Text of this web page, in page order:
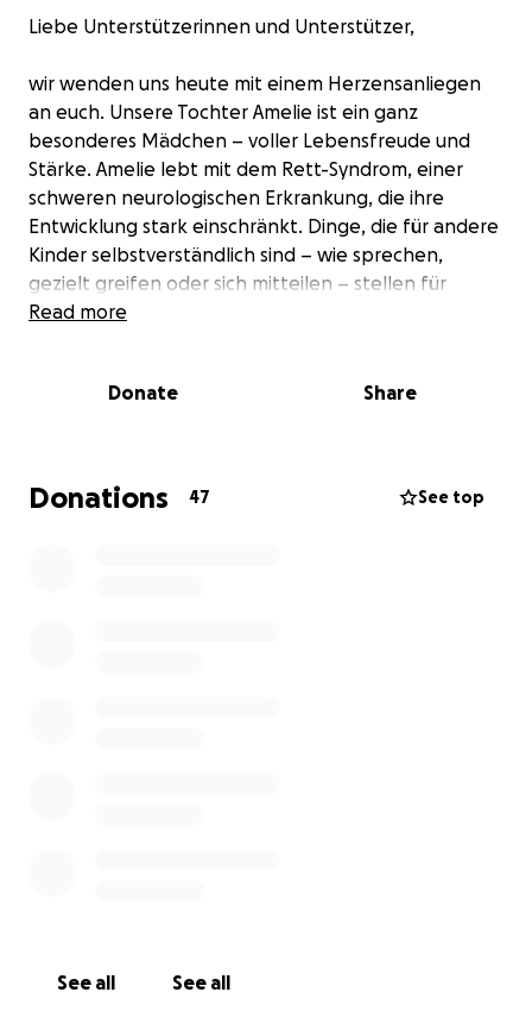
Liebe Unterstützerinnen und Unterstützer,
wir wenden uns heute mit einem Herzensanliegen
an euch. Unsere Tochter Amelie ist ein ganz
besonderes Mädchen – voller Lebensfreude und
Stärke. Amelie lebt mit dem Rett-Syndrom, einer
schweren neurologischen Erkrankung, die ihre
Entwicklung stark einschränkt. Dinge, die für andere
Kinder selbstverständlich sind – wie sprechen,
gezielt greifen oder sich mitteilen – stellen für
Amelie große Herausforderungen dar.
wieder mit ihrer Kraft und kleinen, aber
Amelie in den letzten Jahren ermöglichen konnten.
Deshalb bitten wir euch:
Read more
Donate Share
Donations 47 See top
See all See all